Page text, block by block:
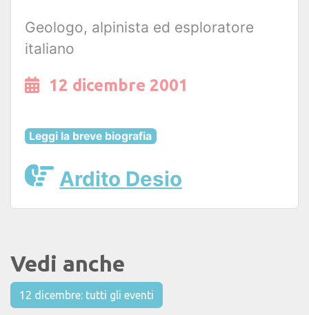
Geologo, alpinista ed esploratore
italiano
12 dicembre 2001
Leggi la breve biografia
Ardito Desio
Vedi anche
12 dicembre: tutti gli eventi